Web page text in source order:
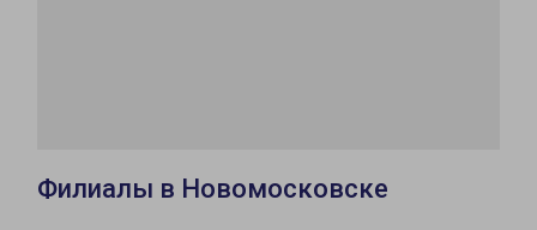
Филиалы в Новомосковске